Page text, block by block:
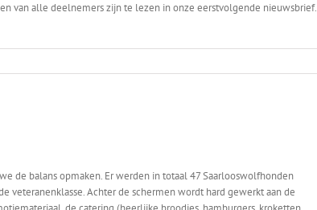
van alle deelnemers zijn te lezen in onze eerstvolgende nieuwsbrief.
de balans opmaken. Er werden in totaal 47 Saarlooswolfhonden
veteranenklasse. Achter de schermen wordt hard gewerkt aan de